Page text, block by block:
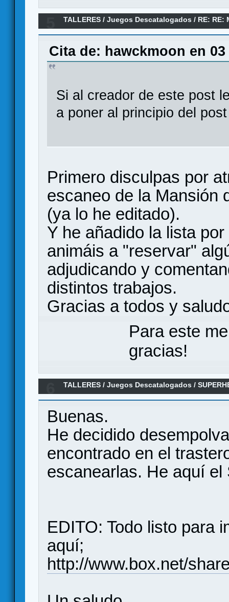
TALLERES /Juegos Descatalogados / RE: RE:
Cita de: hawckmoon en 03
Si al creador de este post
a poner al principio del
Primero disculpas por
escaneo de la Mansión
(ya lo he editado).
Y he añadido la lista
animáis a "reservar"
adjudicando y
distintos trabajos.
Gracias a todos y
Para este
gracias!
TALLERES /Juegos Descatalogados /
Buenas.
He decidido
encontrado en el
escanearlas. He aquí
EDITO: Todo listo para
aquí;
http://www.box.net/